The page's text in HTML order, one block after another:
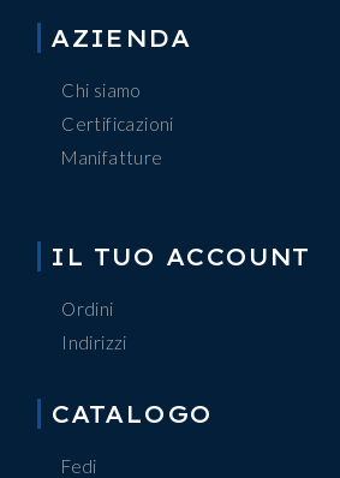
AZIENDA
Chi siamo
Certificazioni
Manifatture
IL TUO ACCOUNT
Ordini
Indirizzi
CATALOGO
Fedi